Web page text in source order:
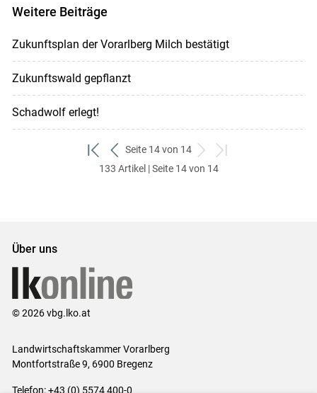
Weitere Beiträge
Zukunftsplan der Vorarlberg Milch bestätigt
Zukunftswald gepflanzt
Schadwolf erlegt!
zum
ersten
zurück
zum
Seite 14 von 14
weiter
zum
zum
133 Artikel | Seite 14 von 14
Über uns
© 2026 vbg.lko.at
Landwirtschaftskammer Vorarlberg
Montfortstraße 9, 6900 Bregenz
Telefon: +43 (0) 5574 400-0